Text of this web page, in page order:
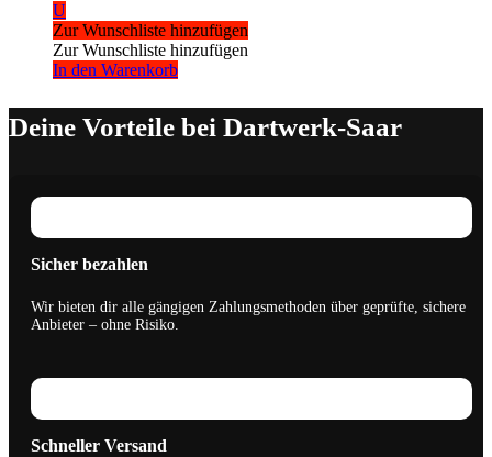
U
Zur Wunschliste hinzufügen
Zur Wunschliste hinzufügen
In den Warenkorb
Deine Vorteile bei Dartwerk-Saar
Sicher bezahlen
Wir bieten dir alle gängigen Zahlungsmethoden über geprüfte, sichere
Anbieter – ohne Risiko.
Schneller Versand